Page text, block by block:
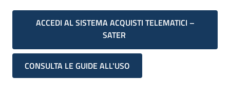
ACCEDI AL SISTEMA ACQUISTI TELEMATICI –
SATER
CONSULTA LE GUIDE ALL'USO